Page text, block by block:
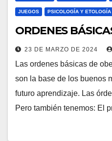
JUEGOS PSICOLOGÍA Y ETOLOGÍA
ORDENES
23 DE MARZO DE 2024
Las ordenes básicas de
son la base de los buenos
futuro aprendizaje. Las
Pero también tenemos: El